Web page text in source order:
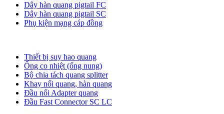
Dây hàn quang pigtail FC
Dây hàn quang pigtail SC
Phụ kiện mạng cáp đồng
Thiết bị suy hao quang
Ống co nhiệt (ống nung)
Bộ chia tách quang splitter
Khay nối quang, hàn quang
Đầu nối Adapter quang
Đầu Fast Connector SC LC